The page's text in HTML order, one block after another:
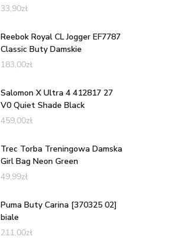
33,90zł
Reebok Royal CL Jogger EF7787
Classic Buty Damskie
183,00zł
Salomon X Ultra 4 412817 27
V0 Quiet Shade Black
459,00zł
Trec Torba Treningowa Damska
Girl Bag Neon Green
49,99zł
Puma Buty Carina [370325 02]
biale
211,00zł